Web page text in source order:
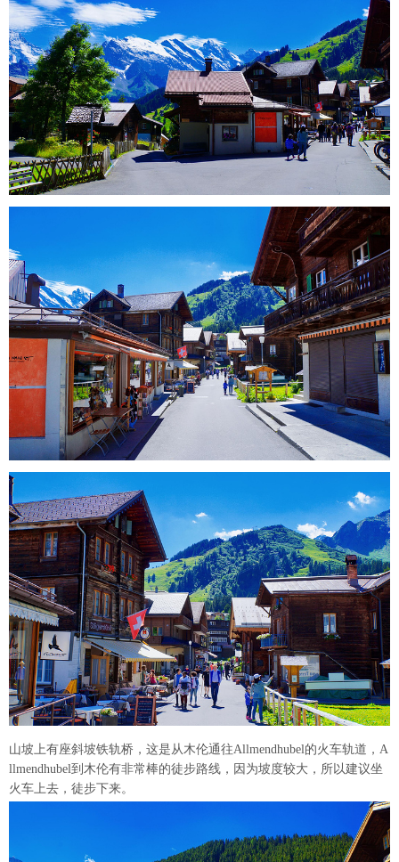
山坡上有座斜坡铁轨桥，这是从木伦通往Allmendhubel的火车轨道，A
llmendhubel到木伦有非常棒的徒步路线，因为坡度较大，所以建议坐
火车上去，徒步下来。